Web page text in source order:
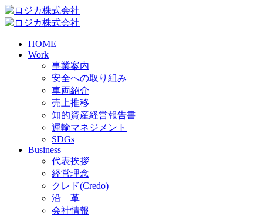
HOME
Work
事業案内
安全への取り組み
車両紹介
売上推移
知的資産経営報告書
運輸マネジメント
SDGs
Business
代表挨拶
経営理念
クレド(Credo)
沿 革
会社情報